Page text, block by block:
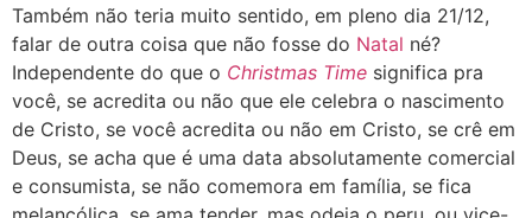
Também não teria muito sentido, em pleno dia 21/12,
falar de outra coisa que não fosse do Natal né?
Independente do que o Christmas Time significa pra
você, se acredita ou não que ele celebra o nascimento
de Cristo, se você acredita ou não em Cristo, se crê em
Deus, se acha que é uma data absolutamente comercial
e consumista, se não comemora em família, se fica